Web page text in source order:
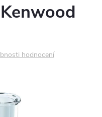
hodnocení